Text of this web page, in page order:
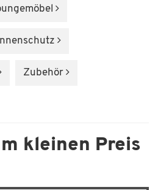
Zubehör
kleinen Preis